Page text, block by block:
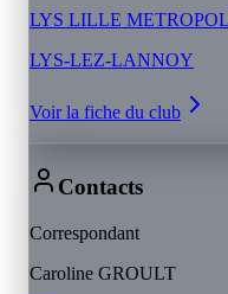
LYS LILLE
LYS-LEZ-LANNOY
Voir la fiche du club
Contacts
Correspondant
Caroline GROULT